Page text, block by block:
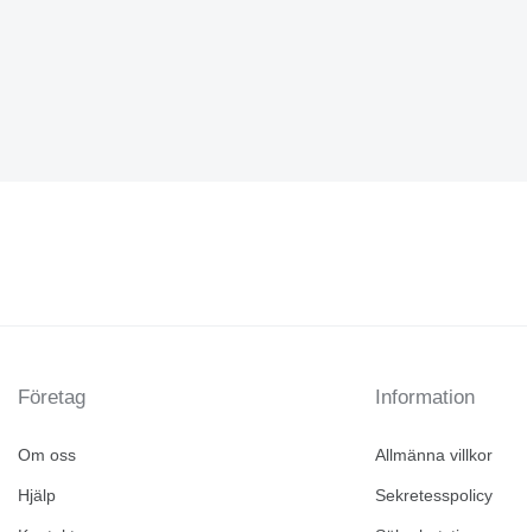
Företag
Om oss
Hjälp
Information
Allmänna villkor
Sekretesspolicy